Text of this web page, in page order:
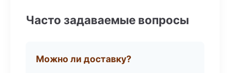
Часто задаваемые вопросы
Можно ли доставку?